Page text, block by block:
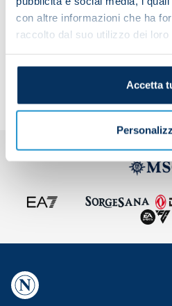
con altre informazioni che ha
raccolto dal suo utilizzo dei loro
Accetta